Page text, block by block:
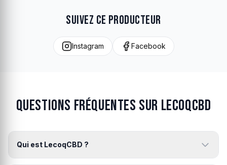
Suivez ce producteur
Instagram Facebook
Questions fréquentes sur LecoqCBD
Qui est LecoqCBD ?